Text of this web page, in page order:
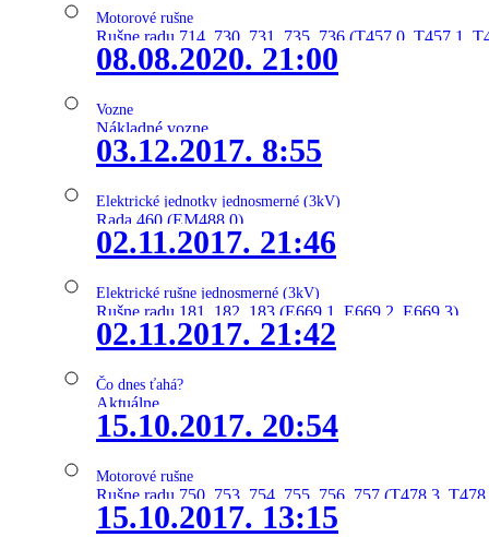
Motorové rušne
Rušne radu 714, 730, 731, 735, 736 (T457.0, T457.1,
08.08.2020. 21:00
Vozne
Nákladné vozne
03.12.2017. 8:55
Elektrické jednotky jednosmerné (3kV)
Rada 460 (EM488.0)
02.11.2017. 21:46
Elektrické rušne jednosmerné (3kV)
Rušne radu 181, 182, 183 (E669.1, E669.2, E669.3)
02.11.2017. 21:42
Čo dnes ťahá?
Aktuálne
15.10.2017. 20:54
Motorové rušne
Rušne radu 750, 753, 754, 755, 756, 757 (T478.3,
15.10.2017. 13:15